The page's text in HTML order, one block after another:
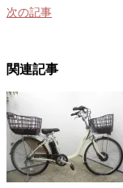
次の記事
関連記事